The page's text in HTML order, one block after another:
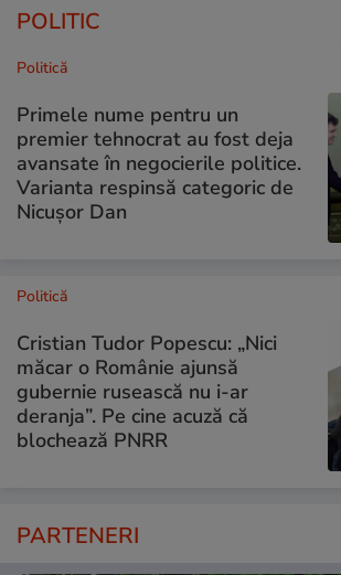
POLITIC
Politică
Primele nume pentru un
premier tehnocrat au fost deja
avansate în negocierile politice.
Varianta respinsă categoric de
Nicușor Dan
Politică
Cristian Tudor Popescu: „Nici
măcar o Românie ajunsă
gubernie rusească nu i-ar
deranja”. Pe cine acuză că
blochează PNRR
PARTENERI